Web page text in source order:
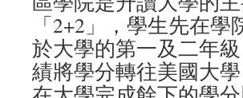
「2+2」，學生先在
於大學的第一及二年
績將學分轉往美國大